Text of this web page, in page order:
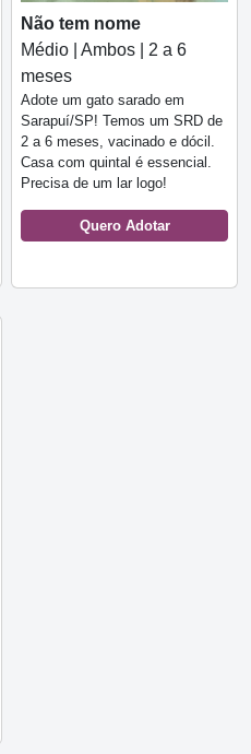
Não tem nome
Médio | Ambos | 2 a 6
meses
Adote um gato sarado em
Sarapuí/SP! Temos um SRD de
2 a 6 meses, vacinado e dócil.
Casa com quintal é essencial.
Precisa de um lar logo!
Quero Adotar